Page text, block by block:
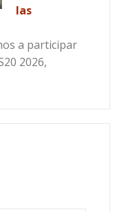
las
a participar
2026,